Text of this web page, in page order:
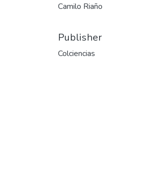
Camilo Riaño
Publisher
Colciencias